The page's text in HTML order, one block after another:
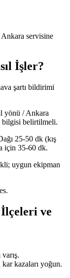
servisine
İşler?
şartı bildirimi
yönü / Ankara
bilgisi belirtilmeli.
25-50 dk (kış
için 35-60 dk.
uygun ekipman
ve
kazaları yoğun.